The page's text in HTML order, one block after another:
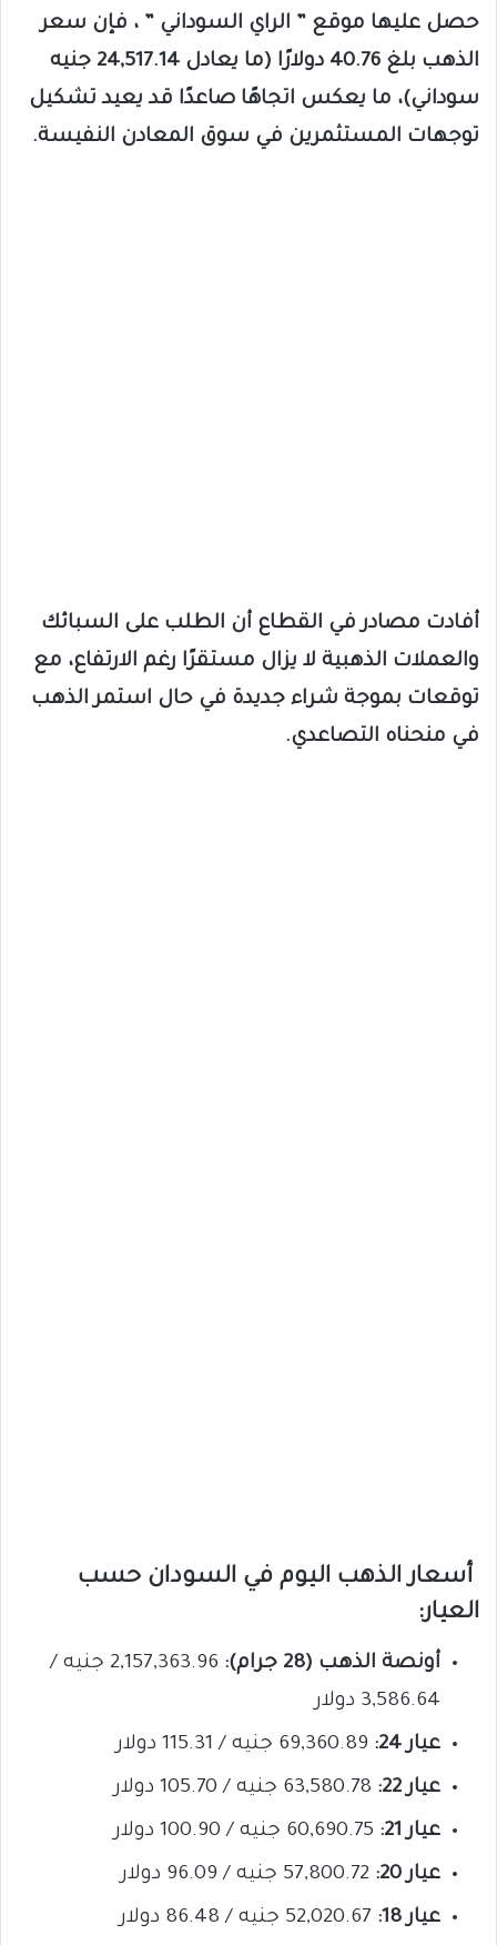
حصل عليها موقع ” الراي السوداني ” ، فإن سعر
الذهب بلغ 40.76 دولارًا (ما يعادل 24,517.14 جنيه
سوداني)، ما يعكس اتجاهًا صاعدًا قد يعيد تشكيل
توجهات المستثمرين في سوق المعادن النفيسة.
أفادت مصادر في القطاع أن الطلب على السبائك
والعملات الذهبية لا يزال مستقرًا رغم الارتفاع، مع
توقعات بموجة شراء جديدة في حال استمر الذهب
في منحناه التصاعدي.
أسعار الذهب اليوم في السودان حسب
العيار:
أونصة الذهب (28 جرام):
2,157,363.96 جنيه /
3,586.64 دولار
عيار 24:
عيار 22:
عيار 21:
عيار 20:
عيار 18: